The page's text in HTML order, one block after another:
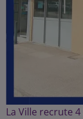
La Ville recrute